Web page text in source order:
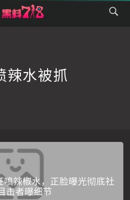
辣水被抓
喷辣椒水，正脸曝光彻底社
击者曝细节